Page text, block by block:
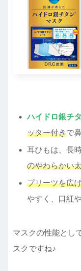
ハイドロ銀チ
ッター付きで
耳ひもは、長
のやわらかい
プリーツを広
やすく、口紅
マスクの性能とし
スクですね♪